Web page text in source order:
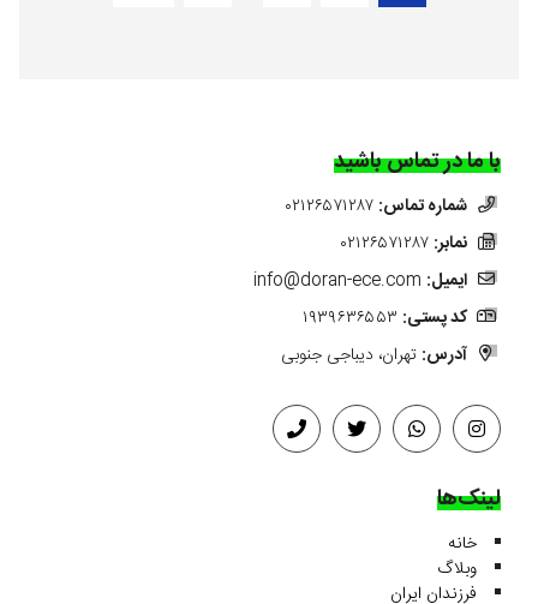
با ما در تماس باشید
شماره تماس: ۰۲۱۲۶۵۷۱۲۸۷
نمابر: ۰۲۱۲۶۵۷۱۲۸۷
ایمیل: info@doran-ece.com
کد پستی: ۱۹۳۹۶۳۶۵۵۳
آدرس: تهران، دیباجی جنوبی
لینک‌ها
خانه
وبلاگ
فرزندان ایران